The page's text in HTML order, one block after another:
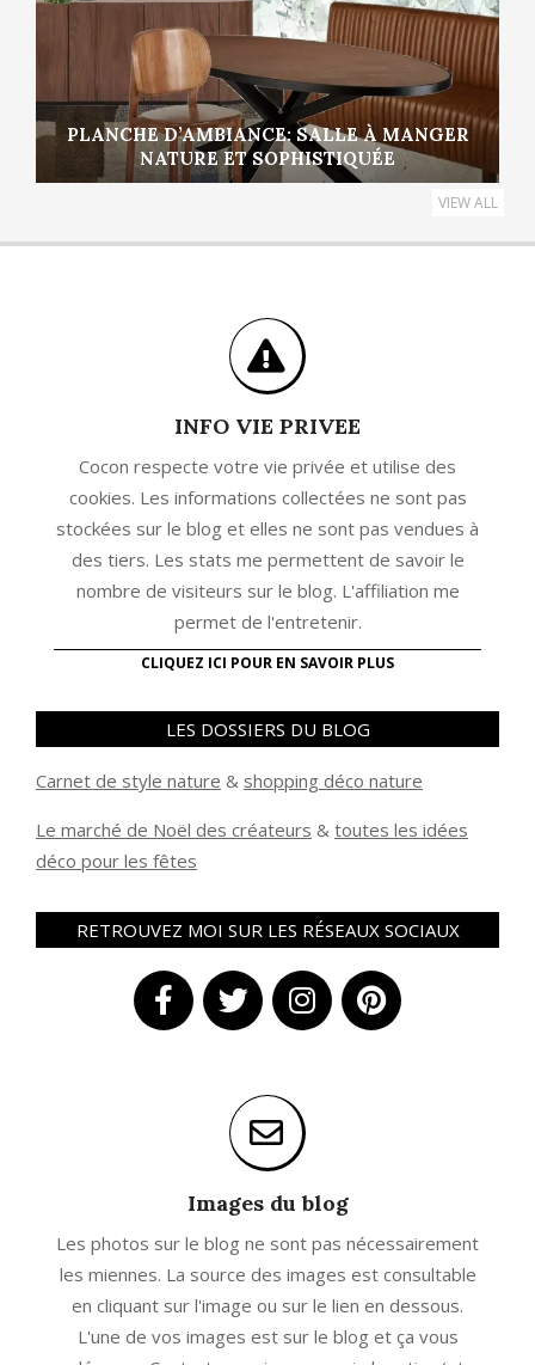
PLANCHE D’AMBIANCE: SALLE À MANGER
NATURE ET SOPHISTIQUÉE
VIEW ALL
INFO VIE PRIVEE
Cocon respecte votre vie privée et utilise des
cookies. Les informations collectées ne sont pas
stockées sur le blog et elles ne sont pas vendues à
des tiers. Les stats me permettent de savoir le
nombre de visiteurs sur le blog. L'affiliation me
permet de l'entretenir.
CLIQUEZ ICI POUR EN SAVOIR PLUS
LES DOSSIERS DU BLOG
Carnet de style nature & shopping déco nature
Le marché de Noël des créateurs & toutes les idées
déco pour les fêtes
RETROUVEZ MOI SUR LES RÉSEAUX SOCIAUX
Images du blog
Les photos sur le blog ne sont pas nécessairement
les miennes. La source des images est consultable
en cliquant sur l'image ou sur le lien en dessous.
L'une de vos images est sur le blog et ça vous